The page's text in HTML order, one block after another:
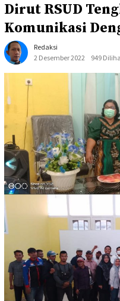
Dirut RSUD
Komunikasi
Redaksi
2 Desember 2022
949